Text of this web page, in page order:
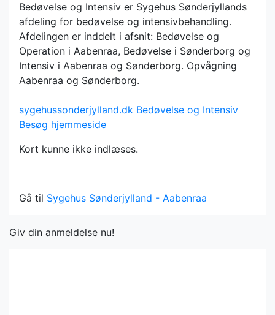
Bedøvelse og Intensiv er Sygehus Sønderjyllands
afdeling for bedøvelse og intensivbehandling.
Afdelingen er inddelt i afsnit: Bedøvelse og
Operation i Aabenraa, Bedøvelse i Sønderborg og
Intensiv i Aabenraa og Sønderborg. Opvågning
Aabenraa og Sønderborg.
sygehussonderjylland.dk Bedøvelse og Intensiv
Besøg hjemmeside
Kort kunne ikke indlæses.
Gå til Sygehus Sønderjylland - Aabenraa
Giv din anmeldelse nu!